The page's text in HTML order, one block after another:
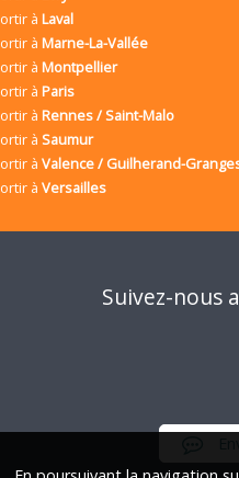
à Laval
à Marne-La-Vallée
à Montpellier
à Paris
à Rennes / Saint-Malo
à Saumur
à Valence / Guilherand-
à Versailles
Suivez-nous